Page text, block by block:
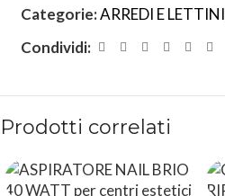
Categorie:ARREDI E LETTINI
Condividi:
Prodotti correlati